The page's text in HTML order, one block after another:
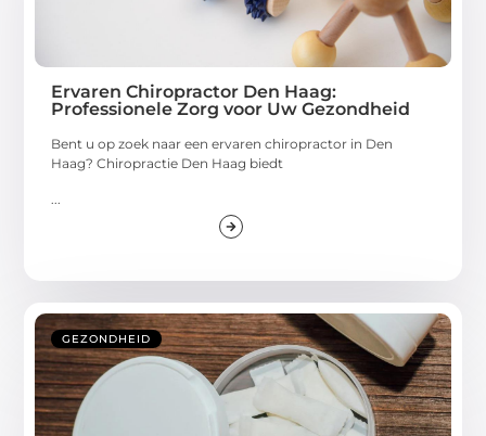
Ervaren Chiropractor Den Haag:
Professionele Zorg voor Uw Gezondheid
Bent u op zoek naar een ervaren chiropractor in Den
Haag? Chiropractie Den Haag biedt
GEZONDHEID